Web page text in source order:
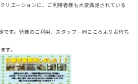
リクルート
体験希望
リエーションに、ご利用者様も大変満足されている
す。皆様のご利用、スタッフ一同こころよりお待ち
す。